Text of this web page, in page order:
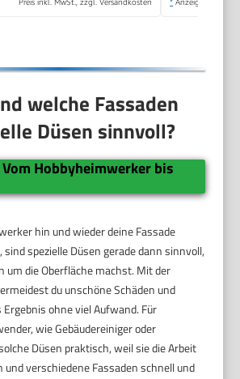
welche Fassaden
Düsen sinnvoll?
Hobbyheimwerker bis
hin und wieder deine Fassade
spezielle Düsen gerade dann sinnvoll,
um die Oberfläche machst. Mit der
du unschöne Schäden und
ohne viel Aufwand. Für
wie Gebäudereiniger oder
Düsen praktisch, weil sie die Arbeit
verschiedene Fassaden schnell und